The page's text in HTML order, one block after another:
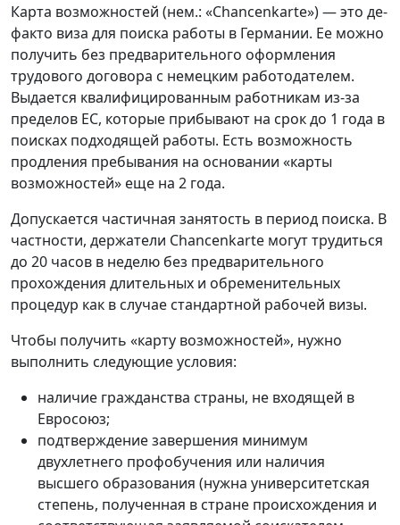
Карта возможностей (нем.: «Chancenkarte») — это де-
факто виза для поиска работы в Германии. Ее можно
получить без предварительного оформления
трудового договора с немецким работодателем.
Выдается квалифицированным работникам из-за
пределов ЕС, которые прибывают на срок до 1 года в
поисках подходящей работы. Есть возможность
продления пребывания на основании «карты
возможностей» еще на 2 года.
Допускается частичная занятость в период поиска. В
частности, держатели Chancenkarte могут трудиться
до 20 часов в неделю без предварительного
прохождения длительных и обременительных
процедур как в случае стандартной рабочей визы.
Чтобы получить «карту возможностей», нужно
выполнить следующие условия:
наличие гражданства страны, не входящей в
Евросоюз;
подтверждение завершения минимум
двухлетнего профобучения или наличия
высшего образования (нужна университетская
степень, полученная в стране происхождения и